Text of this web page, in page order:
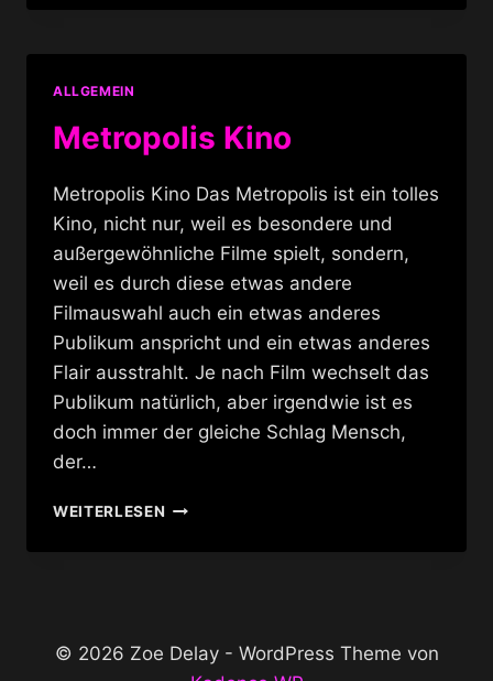
IM
ALLGEMEIN
Metropolis Kino
Metropolis Kino Das Metropolis ist ein tolles
Kino, nicht nur, weil es besondere und
außergewöhnliche Filme spielt, sondern,
weil es durch diese etwas andere
Filmauswahl auch ein etwas anderes
Publikum anspricht und ein etwas anderes
Flair ausstrahlt. Je nach Film wechselt das
Publikum natürlich, aber irgendwie ist es
doch immer der gleiche Schlag Mensch,
der…
WEITERLESENMETROPOLIS
© 2026 Zoe Delay - WordPress Theme von